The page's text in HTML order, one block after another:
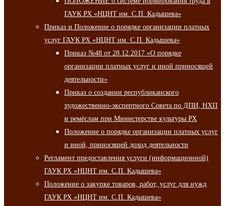
ГАУК РХ «НЦНТ им. С.П. Кадышева»
Приказ и Положение о порядке организации платных
услуг ГАУК РХ «НЦНТ им. С.П. Кадышева»
Приказ №48 от 28.12.2017 «О порядке
организации платных услуг и иной приносящей
деятельности»
Приказ о создании республиканского
художественно-экспертного Совета по ДПИ, НХП
и ремёслам при Министерстве культуры РХ
Положение о порядке организации платных услуг
и иной, приносящей доход деятельности
Регламент предоставления услуги (информационной)
ГАУК РХ «НЦНТ им. С.П. Кадышева»
Положение о закупке товаров, работ, услуг для нужд
ГАУК РХ «НЦНТ им. С.П. Кадышева»